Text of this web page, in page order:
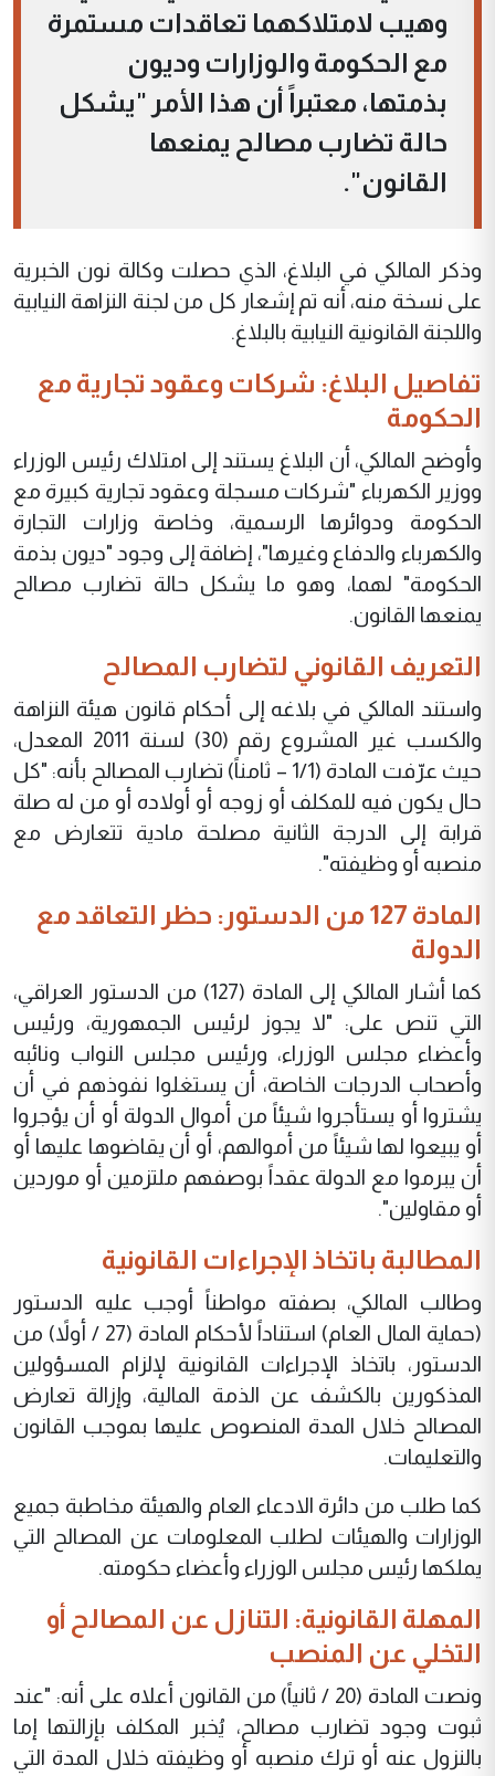
وهيب لامتلاكهما تعاقدات مستمرة
مع الحكومة والوزارات وديون
بذمتها، معتبراً أن هذا الأمر "يشكل
حالة تضارب مصالح يمنعها
القانون".
وذكر المالكي في البلاغ، الذي حصلت وكالة نون الخبرية
على نسخة منه، أنه تم إشعار كل من لجنة النزاهة النيابية
واللجنة القانونية النيابية بالبلاغ.
تفاصيل البلاغ: شركات وعقود تجارية مع
الحكومة
وأوضح المالكي، أن البلاغ يستند إلى امتلاك رئيس الوزراء
ووزير الكهرباء "شركات مسجلة وعقود تجارية كبيرة مع
الحكومة ودوائرها الرسمية، وخاصة وزارات التجارة
والكهرباء والدفاع وغيرها"، إضافة إلى وجود "ديون بذمة
الحكومة" لهما، وهو ما يشكل حالة تضارب مصالح
يمنعها القانون.
التعريف القانوني لتضارب المصالح
واستند المالكي في بلاغه إلى أحكام قانون هيئة النزاهة
والكسب غير المشروع رقم (30) لسنة 2011 المعدل،
حيث عرّفت المادة (1/1 – ثامناً) تضارب المصالح بأنه: "كل
حال يكون فيه للمكلف أو زوجه أو أولاده أو من له صلة
قرابة إلى الدرجة الثانية مصلحة مادية تتعارض مع
منصبه أو وظيفته".
المادة 127 من الدستور: حظر التعاقد مع
الدولة
كما أشار المالكي إلى المادة (127) من الدستور العراقي،
التي تنص على: "لا يجوز لرئيس الجمهورية، ورئيس
وأعضاء مجلس الوزراء، ورئيس مجلس النواب ونائبه
وأصحاب الدرجات الخاصة، أن يستغلوا نفوذهم في أن
يشتروا أو يستأجروا شيئاً من أموال الدولة أو أن يؤجروا
أو يبيعوا لها شيئاً من أموالهم، أو أن يقاضوها عليها أو
أن يبرموا مع الدولة عقداً بوصفهم ملتزمين أو موردين
أو مقاولين".
المطالبة باتخاذ الإجراءات القانونية
وطالب المالكي، بصفته مواطناً أوجب عليه الدستور
(حماية المال العام) استناداً لأحكام المادة (27 / أولاً) من
الدستور، باتخاذ الإجراءات القانونية لإلزام المسؤولين
المذكورين بالكشف عن الذمة المالية، وإزالة تعارض
المصالح خلال المدة المنصوص عليها بموجب القانون
والتعليمات.
كما طلب من دائرة الادعاء العام والهيئة مخاطبة جميع
الوزارات والهيئات لطلب المعلومات عن المصالح التي
يملكها رئيس مجلس الوزراء وأعضاء حكومته.
المهلة القانونية: التنازل عن المصالح أو
التخلي عن المنصب
ونصت المادة (20 / ثانياً) من القانون أعلاه على أنه: "عند
ثبوت وجود تضارب مصالح، يُخبر المكلف بإزالتها إما
بالنزول عنه أو ترك منصبه أو وظيفته خلال المدة التي